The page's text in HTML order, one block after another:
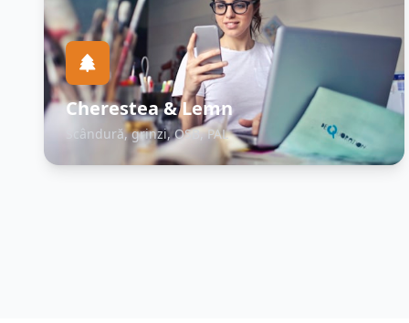
Cherestea & Lemn
Scândură, grinzi, OSB, PAL